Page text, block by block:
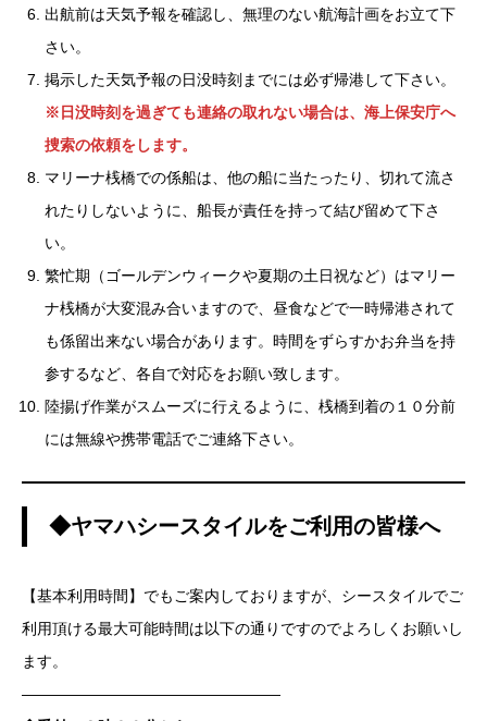
出航前は天気予報を確認し、無理のない航海計画をお立て下
さい。
掲示した天気予報の日没時刻までには必ず帰港して下さい。
※日没時刻を過ぎても連絡の取れない場合は、海上保安庁へ
捜索の依頼をします。
マリーナ桟橋での係船は、他の船に当たったり、切れて流さ
れたりしないように、船長が責任を持って結び留めて下さ
い。
繁忙期（ゴールデンウィークや夏期の土日祝など）はマリー
ナ桟橋が大変混み合いますので、昼食などで一時帰港されて
も係留出来ない場合があります。時間をずらすかお弁当を持
参するなど、各自で対応をお願い致します。
陸揚げ作業がスムーズに行えるように、桟橋到着の１０分前
には無線や携帯電話でご連絡下さい。
◆ヤマハシースタイルをご利用の皆様へ
【基本利用時間】でもご案内しておりますが、シースタイルでご
利用頂ける最大可能時間は以下の通りですのでよろしくお願いし
ます。
—————————————————